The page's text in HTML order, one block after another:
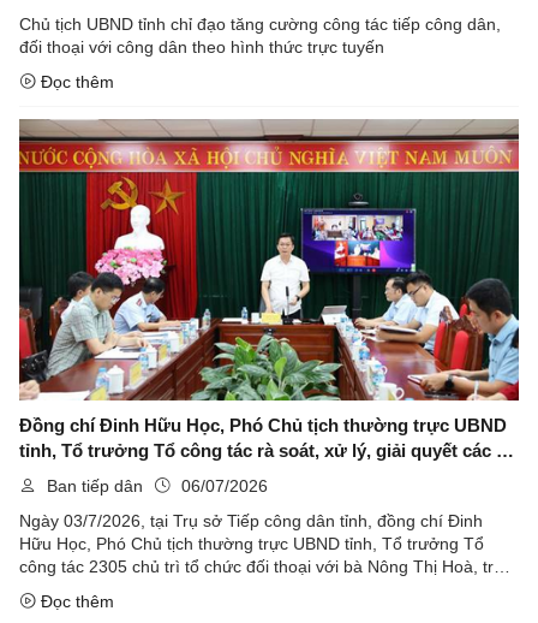
Chủ tịch UBND tỉnh chỉ đạo tăng cường công tác tiếp công dân,
đối thoại với công dân theo hình thức trực tuyến
Đọc thêm
Đồng chí Đinh Hữu Học, Phó Chủ tịch thường trực UBND
tỉnh, Tổ trưởng Tổ công tác rà soát, xử lý, giải quyết các vụ
việc khiếu nại, tố cáo phức tạp về an ninh, trật tự trên địa
Ban tiếp dân
06/07/2026
Ngày 03/7/2026, tại Trụ sở Tiếp công dân tỉnh, đồng chí Đinh
Hữu Học, Phó Chủ tịch thường trực UBND tỉnh, Tổ trưởng Tổ
công tác 2305 chủ trì tổ chức đối thoại với bà Nông Thị Hoà, trú
tại nhà số 74, đường Phai Luông, phường Lương Văn Tri, tỉnh
Lạng ...
Đọc thêm